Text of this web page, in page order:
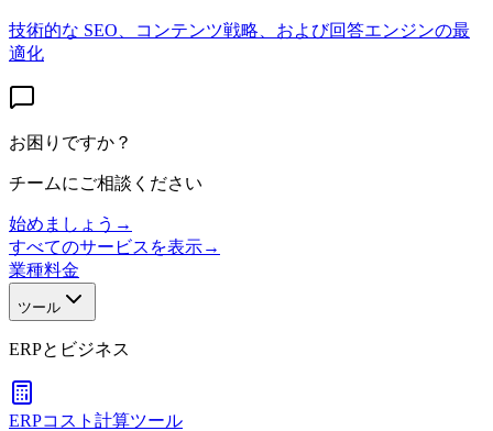
技術的な SEO、コンテンツ戦略、および回答エンジンの最
適化
お困りですか？
チームにご相談ください
始めましょう →
すべてのサービスを表示→
業種料金
ツール
ERPとビジネス
ERPコスト計算ツール